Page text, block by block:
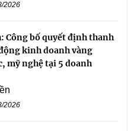
2026
Công bố quyết định thanh
kinh doanh vàng
mỹ nghệ tại 5 doanh
2026